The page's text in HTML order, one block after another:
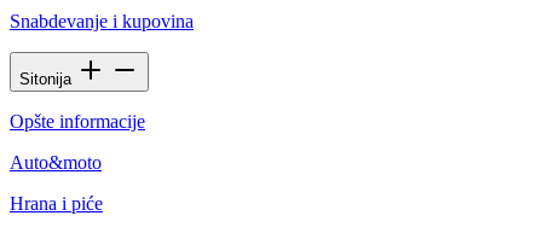
Snabdevanje i kupovina
Sitonija
Opšte informacije
Auto&moto
Hrana i piće